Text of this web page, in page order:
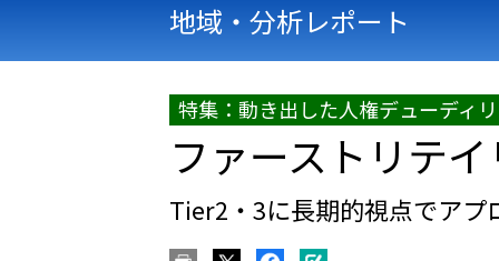
地域・分析レポート
特集：動き出した人権デューディ
ファーストリテ
Tier2・3に長期的視点でアプ